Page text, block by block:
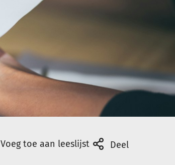
Voeg toe aan leeslijst Deel